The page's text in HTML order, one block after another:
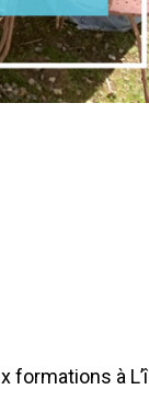
formations à